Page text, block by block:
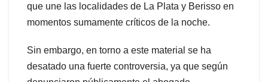
que une las localidades de La Plata y Berisso en
momentos sumamente críticos de la noche.
Sin embargo, en torno a este material se ha
desatado una fuerte controversia, ya que según